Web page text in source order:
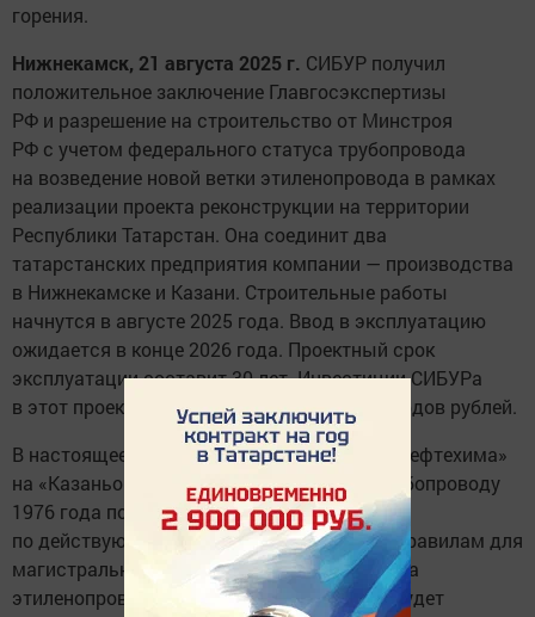
горения.
Нижнекамск, 21 августа 2025 г. СИБУР получил
положительное заключение Главгосэкспертизы
РФ и разрешение на строительство от Минстроя
РФ с учетом федерального статуса трубопровода
на возведение новой ветки этиленопровода в рамках
реализации проекта реконструкции на территории
Республики Татарстан. Она соединит два
татарстанских предприятия компании — производства
в Нижнекамске и Казани. Строительные работы
начнутся в августе 2025 года. Ввод в эксплуатацию
ожидается в конце 2026 года. Проектный срок
эксплуатации составит 30 лет. Инвестиции СИБУРа
в этот проект составят порядка 35 миллиардов рублей.
В настоящее время этилен с «Нижнекамскнефтехима»
на «Казаньоргсинтез» поставляется по трубопроводу
1976 года постройки, спроектированному
по действующим на тот период нормам и правилам для
магистральных трубопроводов. Новая ветка
этиленопровода «Нижнекамск — Казань» будет